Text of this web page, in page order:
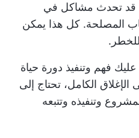
قد تحدث مشاكل في
المصلحة. كل هذا يمكن
فهم وتنفيذ دورة حياة
الكامل، تحتاج إلى
وتنفيذه وتتبعه